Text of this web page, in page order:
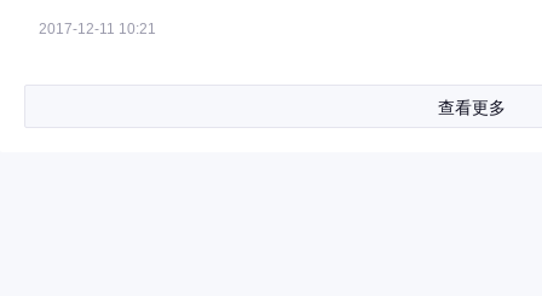
2017-12-11 10:21
查看更多